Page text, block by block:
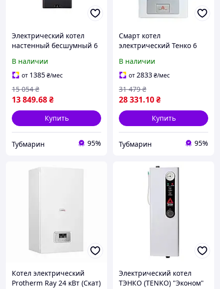
Электрический котел
настенный бесшумный 6
Digital 230/400В SDКЕ
В наличии
от 1385₴/мес
13 849.68₴
15 054 ₴
Купить
Тубмарин 95%
Смарт котел
электрический Тенко 6
В наличии
от2833₴/мес
28 331.10₴
31 479 ₴
Купить
Тубмарин 95%
Котел электрический
Protherm Ray 24 кВт (Скат)
Электрический котел
ТЭНКО (TENKO) "Эконом"